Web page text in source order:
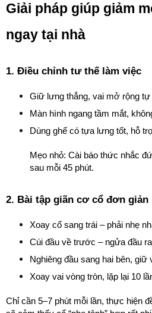
Giải pháp giúp giảm
ngay tại nhà
1. Điều chỉnh tư thế làm việc
Giữ lưng thẳng, vai mở rộng tự
Màn hình ngang tầm mắt,
Dùng ghế có tựa lưng tốt, hỗ
Mẹo nhỏ: Cài báo thức nhắc
sau mỗi 45 phút.
2. Bài tập giãn cơ cổ đơn giản
Xoay cổ sang trái – phải nhẹ
Cúi đầu về trước – ngửa đầu
Nghiêng đầu sang hai bên, giữ
Xoay vai vòng tròn, lặp lại 10
Chỉ cần 5–7 phút mỗi lần, thực hiện